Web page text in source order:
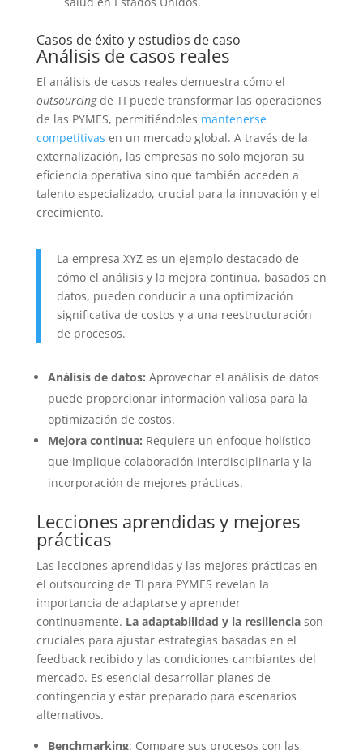
Casos de éxito y estudios de caso
Análisis de casos reales
El análisis de casos reales demuestra cómo el
outsourcingde TI puede transformar las operaciones
de las PYMES, permitiéndoles mantenerse
competitivas en un mercado global. A través de la
externalización, las empresas no solo mejoran su
eficiencia operativa sino que también acceden a
talento especializado, crucial para la innovación y el
crecimiento.
La empresa XYZ es un ejemplo destacado de
cómo el análisis y la mejora continua, basados en
datos, pueden conducir a una optimización
significativa de costos y a una reestructuración
de procesos.
Análisis de datos: Aprovechar el análisis de datos
puede proporcionar información valiosa para la
optimización de costos.
Mejora continua: Requiere un enfoque holístico
que implique colaboración interdisciplinaria y la
incorporación de mejores prácticas.
Lecciones aprendidas y mejores
prácticas
Las lecciones aprendidas y las mejores prácticas en
el outsourcing de TI para PYMES revelan la
importancia de adaptarse y aprender
continuamente. La adaptabilidad y la resilienciason
cruciales para ajustar estrategias basadas en el
feedback recibido y las condiciones cambiantes del
mercado. Es esencial desarrollar planes de
contingencia y estar preparado para escenarios
alternativos.
Benchmarking: Compare sus procesos con las